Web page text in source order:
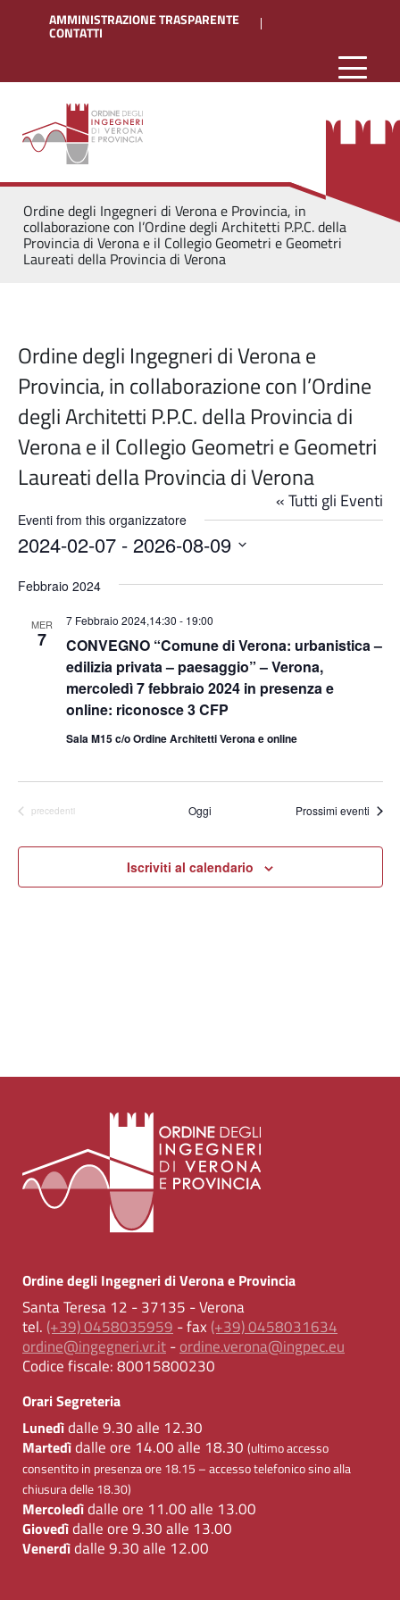
AMMINISTRAZIONE TRASPARENTE
CONTATTI
Ordine degli Ingegneri di Verona e Provincia, in
collaborazione con l’Ordine degli Architetti P.P.C. della
Provincia di Verona e il Collegio Geometri e Geometri
Laureati della Provincia di Verona
Ordine degli Ingegneri di Verona e
Provincia, in collaborazione con l’Ordine
degli Architetti P.P.C. della Provincia di
Verona e il Collegio Geometri e Geometri
Laureati della Provincia di Verona
« Tutti gli Eventi
Eventi from this organizzatore
2024-02-07 - 2026-08-09
la
Febbraio 2024
MER
7
CONVEGNO “Comune di Verona: urbanistica –
edilizia privata – paesaggio” – Verona,
mercoledì 7 febbraio 2024 in presenza e
online: riconosce 3 CFP
7 Febbraio 2024,14:30 - 19:00
Sala M15 c/o Ordine Architetti Verona e online
Eventi
precedenti Oggi Prossimi eventi
Iscriviti al calendario
Ordine degli Ingegneri di Verona e Provincia
Santa Teresa 12 - 37135 - Verona
tel. (+39) 0458035959 - fax (+39) 0458031634
ordine@ingegneri.vr.it-ordine.verona@ingpec.eu
Codice fiscale:80015800230
Orari Segreteria
Lunedìdalle 9.30 alle 12.30
Martedìdalle ore 14.00 alle 18.30 (ultimo accesso
consentito in presenza ore 18.15 – accesso telefonico sino alla
chiusura delle 18.30)
Mercoledìdalle ore 11.00 alle 13.00
Giovedìdalle ore 9.30 alle 13.00
Venerdìdalle 9.30 alle 12.00